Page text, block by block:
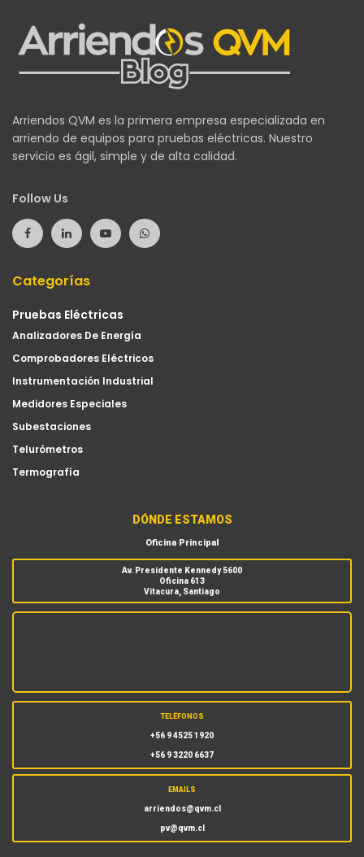
Arriendos QVM es la primera empresa especializada en
arriendo de equipos para pruebas eléctricas. Nuestro
servicio es ágil, simple y de alta calidad.
Follow Us
Categorías
Pruebas Eléctricas
Analizadores De Energía
Comprobadores Eléctricos
Instrumentación Industrial
Medidores Especiales
Subestaciones
Telurómetros
Termografía
DÓNDE ESTAMOS
Oficina Principal
Av. Presidente Kennedy 5600
Oficina 613
Vitacura, Santiago
TELÉFONOS
+56 9 4525 1920
+56 9 3220 6637
EMAILS
arriendos@qvm.cl
pv@qvm.cl